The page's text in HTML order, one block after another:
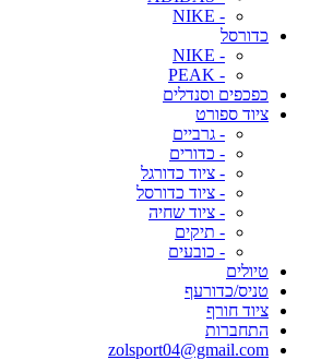
- NIKE
כדורסל
- NIKE
- PEAK
כפכפים וסנדלים
ציוד ספורט
- גרביים
- כדורים
- ציוד כדורגל
- ציוד כדורסל
- ציוד שחיה
- תיקים
- כובעים
טיולים
טניס/כדורעף
ציוד חורף
התחברות
zolsport04@gmail.com